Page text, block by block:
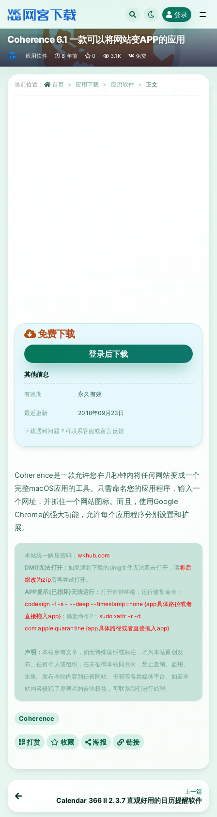
登录
Coherence 6.1 一款可以将网站变APP的应用
应用软件 8 年前 0 3.1K 免费
当前位置： 首页 应用下载 应用软件 正文
免费下载
登录后下载
其他信息
有效期 永久有效
最近更新 2018年09月23日
下载遇到问题？可联系客服或留言反馈
Coherence是一款允许您在几秒钟内将任何网站变成一个
完整macOS应用的工具。只需命名您的应用程序，输入一
个网址，并抓住一个网站图标。而且，使用Google
Chrome的强大功能，允许每个应用程序分别设置和扩
展。
本站统一解压密码： wkhub.com
DMG无法打开： 如果遇到下载的dmg文件无法双击打开，请将后
缀改为zip后再尝试打开。
APP提示(已损坏)无法运行： 打开自带终端，运行修复命令：
codesign -f -s - --deep --timestamp=none {app具体路径或者
直接拖入app}；修复命令2： sudo xattr -r -d
com.apple.quarantine {app具体路径或者直接拖入app}
声明：本站所有文章，如无特殊说明或标注，均为本站原创发
布。任何个人或组织，在未征得本站同意时，禁止复制、盗用、
采集、发布本站内容到任何网站、书籍等各类媒体平台。如若本
站内容侵犯了原著者的合法权益，可联系我们进行处理。
Coherence
打赏 收藏 海报 链接
上一篇
Calendar 366 II 2.3.7 直观好用的日历提醒软件
全部